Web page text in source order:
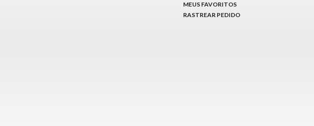
MEUS FAVORITOS
RASTREAR PEDIDO